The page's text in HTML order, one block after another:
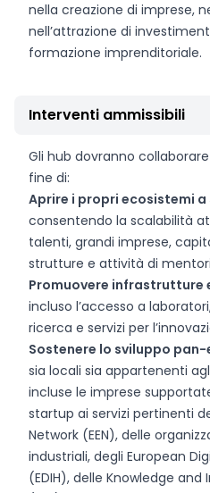
nella creazione di imprese,
nell’attrazione di
formazione imprenditoriale.
Interventi ammissibili
Gli hub dovranno
fine di:
Aprire i propri ecosistemi
consentendo la scalabilità
talenti, grandi imprese,
strutture e attività di
Promuovere infrastrutture
incluso l’accesso a
ricerca e servizi per
Sostenere lo sviluppo
sia locali sia appartenenti
incluse le imprese
startup ai servizi pertinenti
Network (EEN), delle
industriali, degli European
(EDIH), delle Knowledge